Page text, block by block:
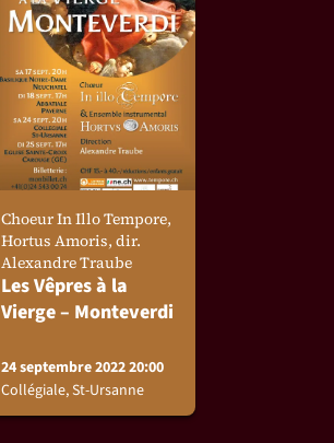
Choeur In Illo Tempore,
Hortus Amoris, dir.
Alexandre Traube
Les Vêpres à la
Vierge – Monteverdi
24 septembre 2022 20:00
Collégiale, St-Ursanne